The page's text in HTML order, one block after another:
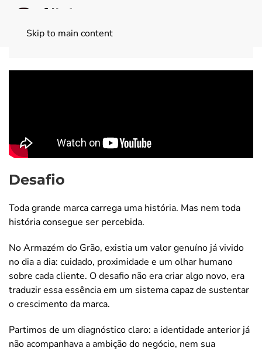
Skip to main content
Desafio
Toda grande marca carrega uma história. Mas nem toda
história consegue ser percebida.
No Armazém do Grão, existia um valor genuíno já vivido
no dia a dia: cuidado, proximidade e um olhar humano
sobre cada cliente. O desafio não era criar algo novo, era
traduzir essa essência em um sistema capaz de sustentar
o crescimento da marca.
Partimos de um diagnóstico claro: a identidade anterior já
não acompanhava a ambição do negócio, nem sua